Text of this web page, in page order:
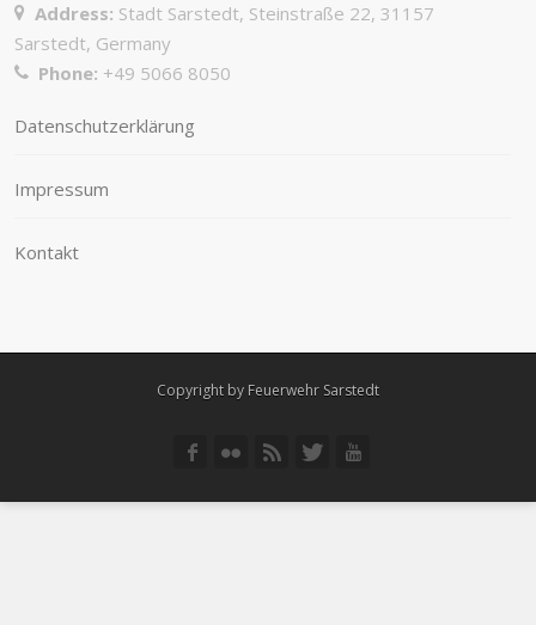
Address: Stadt Sarstedt, Steinstraße 22, 31157
Sarstedt, Germany
Phone: +49 5066 8050
Datenschutzerklärung
Impressum
Kontakt
Copyright by Feuerwehr Sarstedt